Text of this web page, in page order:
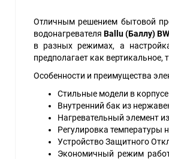
Отличным решением бытовой
водонагревателяBallu (Баллу)
в разных режимах, а
предполагает как
Особенности и преимущества
Стильные модели в корпусе
Внутренний бак из
Нагревательный элемент
Регулировка температуры
Устройство Защитного
Экономичный режим